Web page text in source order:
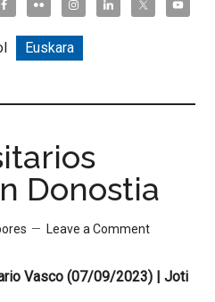
Euskara
Donostia
Leave a Comment
Vasco (07/09/2023) | Joti